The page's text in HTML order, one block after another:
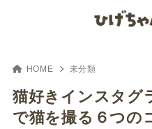
HOME 未分類
猫好きインスタグ
で猫を撮る６つの